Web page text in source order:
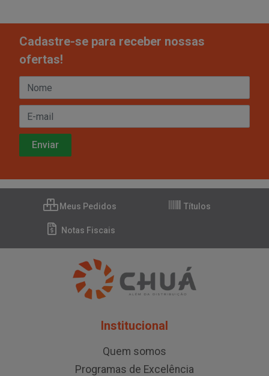
Cadastre-se para receber nossas
ofertas!
Meus Pedidos Títulos
Notas Fiscais
Institucional
Quem somos
Programas de Excelência